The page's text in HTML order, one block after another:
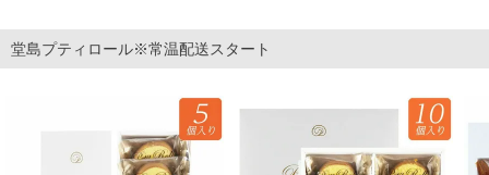
堂島プティロール※常温配送スタート